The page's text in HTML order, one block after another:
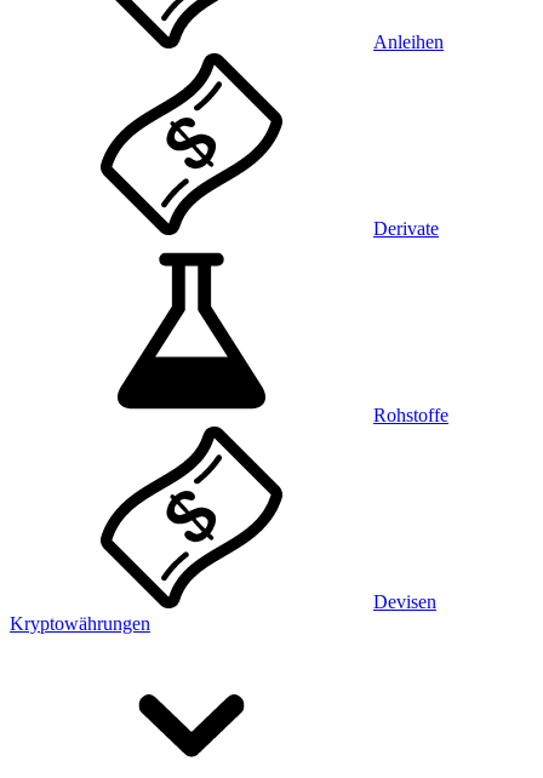
Anleihen
Derivate
Rohstoffe
Devisen
Kryptowährungen